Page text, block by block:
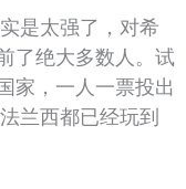
是太强了，对希
了绝大多数人。试
家，一人一票投出
兰西都已经玩到